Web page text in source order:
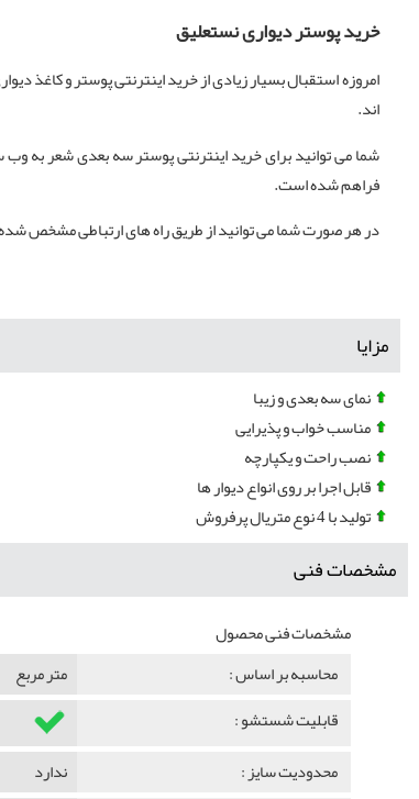
خرید پوستر دیواری نستعلیق
امروزه استقبال بسیار زیادی از خرید اینترنتی پوستر و کاغذ
اند.
شما می توانید برای خرید اینترنتی پوستر سه بعدی شعر به
فراهم شده است.
در هر صورت شما می توانید از طریق راه های ارتباطی مشخص
مزایا
نمای سه بعدی و زیبا
مناسب خواب و پذیرایی
نصب راحت و یکپارچه
قابل اجرا بر روی انواع دیوار ها
تولید با 4 نوع متریال پرفروش
مشخصات فنی
مشخصات فنی محصول
محاسبه بر اساس :
متر مربع
قابلیت شستشو :
محدودیت سایز :
ندارد